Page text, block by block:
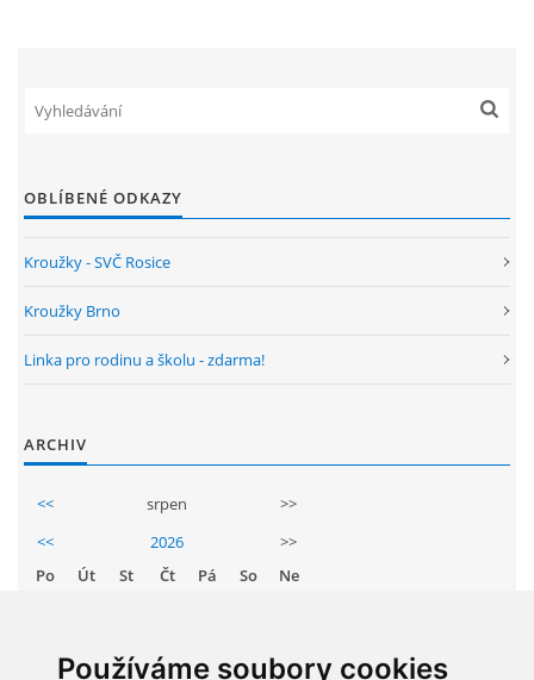
Používáme soubory cookies
PROJEKTY
ENVIRONMENTÁLNÍ VÝCHOVA
FOTOALBUM
OBLÍBENÉ ODKAZY
Kroužky - SVČ Rosice
Kroužky Brno
Linka pro rodinu a školu - zdarma!
ARCHIV
<< srpen
>>
<<
2026
>>
Po
Út St Čt Pá So
Ne